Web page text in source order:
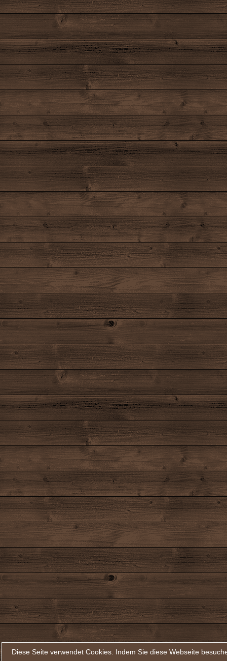
Diese Seite verwendet Cookies. Indem Sie diese Webseite